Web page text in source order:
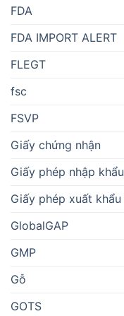
FDA
FDA IMPORT ALERT
FLEGT
fsc
FSVP
Giấy chứng nhận
Giấy phép nhập khẩu
Giấy phép xuất khẩu
GlobalGAP
GMP
Gỗ
GOTS